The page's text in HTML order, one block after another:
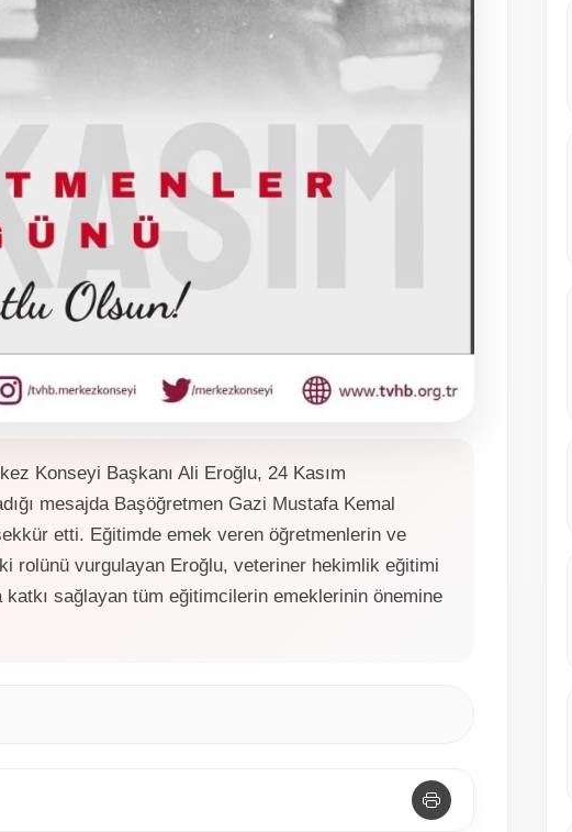
Konseyi Başkanı Ali Eroğlu, 24 Kasım
mesajda Başöğretmen Gazi Mustafa Kemal
etti. Eğitimde emek veren öğretmenlerin ve
rolünü vurgulayan Eroğlu, veteriner hekimlik eğitimi
katkı sağlayan tüm eğitimcilerin emeklerinin önemine